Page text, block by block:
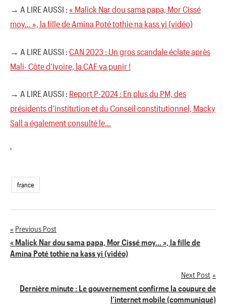
→ A LIRE AUSSI : « Malick Nar dou sama papa, Mor Cissé
moy… », la fille de Amina Poté tothie na kass yi (vidéo)
→ A LIRE AUSSI : CAN 2023 : Un gros scandale éclate après
Mali- Côte d’Ivoire, la CAF va punir !
→ A LIRE AUSSI : Report P-2024 : En plus du PM, des
présidents d’institution et du Conseil constitutionnel, Macky
Sall a également consulté le…
'
france
Navigation
de
Previous Post
« Malick Nar dou sama papa, Mor Cissé moy… », la fille de
Amina Poté tothie na kass yi (vidéo)
Next Post
Dernière minute : Le gouvernement confirme la coupure de
l’internet mobile (communiqué)